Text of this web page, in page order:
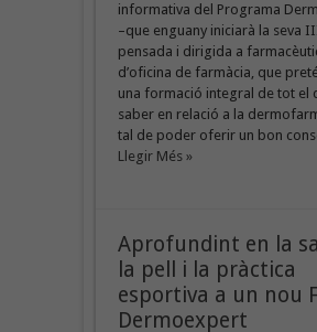
informativa del Programa
–que enguany iniciarà la seva
pensada i dirigida a
d’oficina de farmàcia, que
una formació integral de tot el
saber en relació a la
tal de poder oferir un bon
Llegir Més »
Aprofundint en la
la pell i la pràctica
esportiva a un nou
Dermoexpert